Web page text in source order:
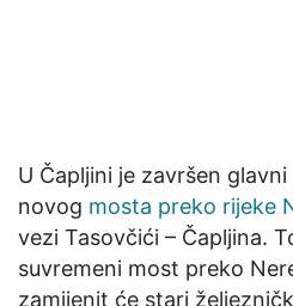
U Čapljini je završen
novog mosta preko rijeke
vezi Tasovčići – Čapljina.
suvremeni most preko
zamijenit će stari